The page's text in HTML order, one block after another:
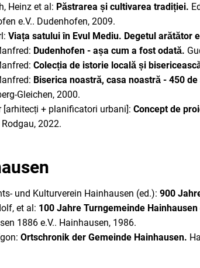
Heinz et al: Păstrarea și cultivarea tradiției.
e.V.. Dudenhofen, 2009.
Viața satului în Evul Mediu. Degetul arătător
Dudenhofen - așa cum a fost odată.
Colecția de istorie locală și
Biserica noastră, casa noastră - 450
Gleichen, 2000.
[arhitecți + planificatori urbani]:Concept de
2022.
und Kulturverein Hainhausen (ed.):900
et al: 100 Jahre Turngemeinde
1886 e.V.. Hainhausen, 1986.
Ortschronik der Gemeinde Hainhausen.